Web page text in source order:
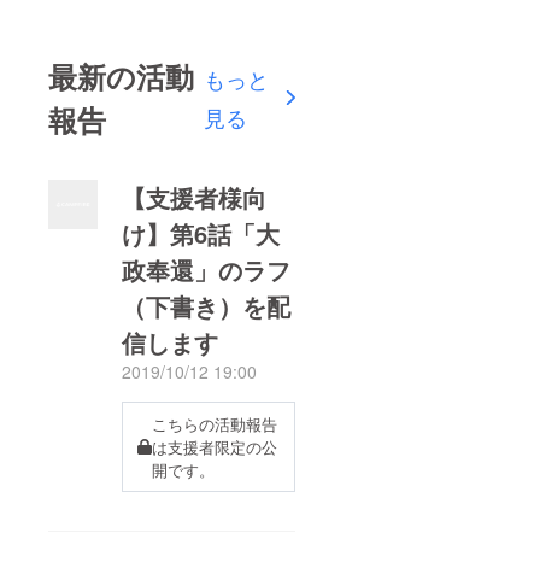
最新の活動
報告
もっと
見る
【支援者様向
け】第6話「大
政奉還」のラフ
（下書き）を配
信します
2019/10/12 19:00
こちらの活動報告
は支援者限定の公
開です。